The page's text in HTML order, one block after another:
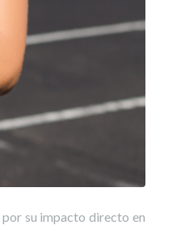
su impacto directo en